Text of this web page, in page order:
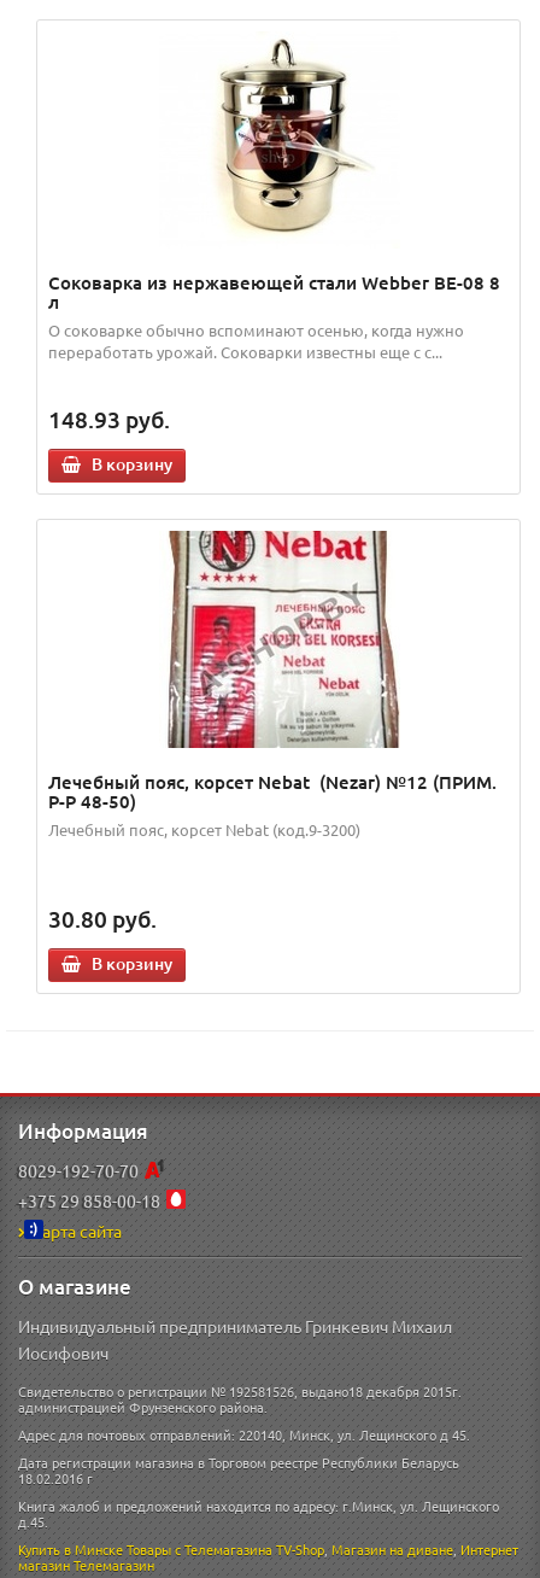
Соковарка из нержавеющей стали Webber BE-08 8
л
О соковарке обычно вспоминают осенью, когда нужно
переработать урожай. Соковарки известны еще с с...
148.93 руб.
В корзину
Лечебный пояс, корсет Nebat (Nezar) №12 (ПРИМ.
Р-Р 48-50)
Лечебный пояс, корсет Nebat (код.9-3200)
30.80 руб.
В корзину
Информация
8029-192-70-70
+375 29 858-00-18
Карта сайта
О магазине
Индивидуальный предприниматель Гринкевич Михаил
Иосифович
Свидетельство о регистрации № 192581526, выдано18 декабря 2015г.
администрацией Фрунзенского района.
Адрес для почтовых отправлений: 220140, Минск, ул. Лещинского д 45.
Дата регистрации магазина в Торговом реестре Республики Беларусь
18.02.2016 г
Книга жалоб и предложений находится по адресу: г.Минск, ул. Лещинского
д.45.
Купить в МинскеТовары с Телемагазина TV-Shop,Магазин на диване,Интернет
магазинТелемагазин